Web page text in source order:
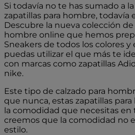
Si todavía no te has sumado a
zapatillas para hombre, todavía
Descubre la nueva colección de
hombre online que hemos
Sneakers de todos los colores y
puedas utilizar el que más te
con marcas como zapatillas
nike.
Este tipo de calzado para
que nunca, estas zapatillas
la comodidad que necesitas en
creemos que la comodidad no
estilo.